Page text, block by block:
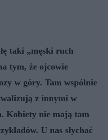
taki „męski ruch
tym, że ojcowie
w góry. Tam wspólnie
z innymi w
Kobiety nie mają tam
U nas słychać